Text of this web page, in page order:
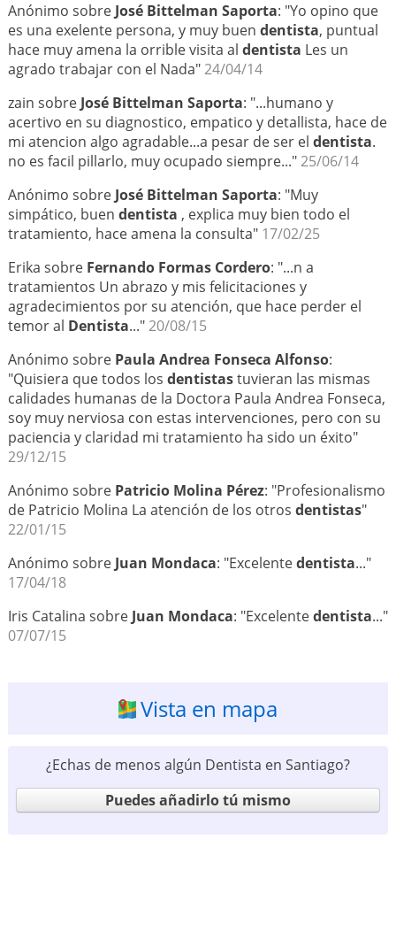
Anónimo sobreJosé Bittelman Saporta: "Yo opino que
es una exelente persona, y muy buen dentista, puntual
hace muy amena la orrible visita al dentista Les un
agrado trabajar con el Nada"24/04/14
zain sobreJosé Bittelman Saporta: "...humano y
acertivo en su diagnostico, empatico y detallista, hace de
mi atencion algo agradable...a pesar de ser el dentista.
no es facil pillarlo, muy ocupado siempre..."25/06/14
Anónimo sobreJosé Bittelman Saporta: "Muy
simpático, buen dentista , explica muy bien todo el
tratamiento, hace amena la consulta" 17/02/25
Erika sobre Fernando Formas Cordero: "...n a
tratamientos Un abrazo y mis felicitaciones y
agradecimientos por su atención, que hace perder el
temor al Dentista..."20/08/15
Anónimo sobre Paula Andrea Fonseca Alfonso:
"Quisiera que todos los dentistastuvieran las mismas
calidades humanas de la Doctora Paula Andrea Fonseca,
soy muy nerviosa con estas intervenciones, pero con su
paciencia y claridad mi tratamiento ha sido un éxito"
29/12/15
Anónimo sobre Patricio Molina Pérez: "Profesionalismo
de Patricio Molina La atención de los otros dentistas"
22/01/15
Anónimo sobreJuan Mondaca: "Excelentedentista..."
17/04/18
Iris Catalina sobreJuan Mondaca: "Excelentedentista..."
07/07/15
Vista en mapa
¿Echas de menos algún Dentista en Santiago?
Puedes añadirlo tú mismo